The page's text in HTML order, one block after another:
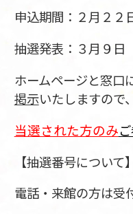
申込期間：２月２２
抽選発表：３月９日
ホームページと窓口
掲示いたしますので、
当選された方のみ
【抽選番号について】
電話・来館の方は受